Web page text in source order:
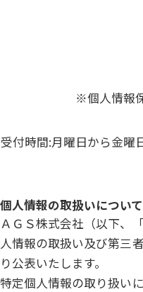
※個人情報
受付時間:月曜日から金曜
個人情報の取扱いについて
ＡＧＳ株式会社（以下、
人情報の取扱い及び第三
り公表いたします。
特定個人情報の取り扱い